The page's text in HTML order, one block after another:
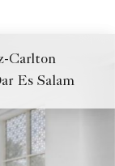
Carlton
Es Salam